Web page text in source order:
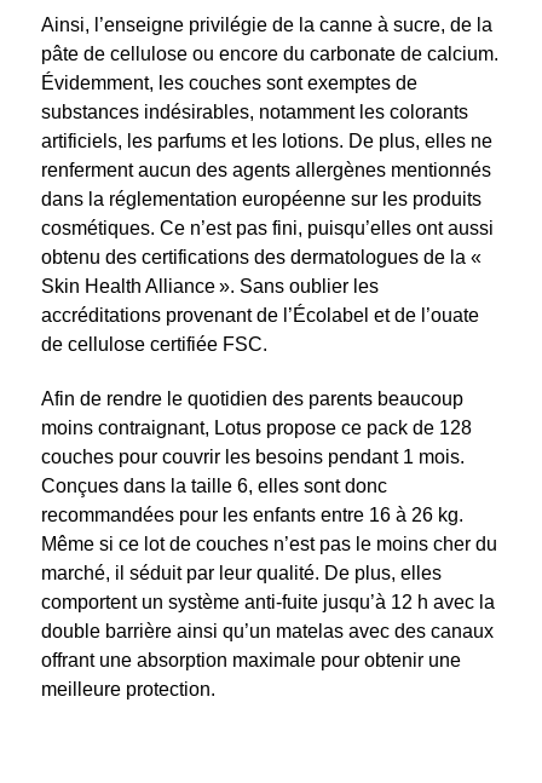
Ainsi, l’enseigne privilégie de la canne à sucre, de la
pâte de cellulose ou encore du carbonate de calcium.
Évidemment, les couches sont exemptes de
substances indésirables, notamment les colorants
artificiels, les parfums et les lotions. De plus, elles ne
renferment aucun des agents allergènes mentionnés
dans la réglementation européenne sur les produits
cosmétiques. Ce n’est pas fini, puisqu’elles ont aussi
obtenu des certifications des dermatologues de la «
Skin Health Alliance ». Sans oublier les
accréditations provenant de l’Écolabel et de l’ouate
de cellulose certifiée FSC.
Afin de rendre le quotidien des parents beaucoup
moins contraignant, Lotus propose ce pack de 128
couches pour couvrir les besoins pendant 1 mois.
Conçues dans la taille 6, elles sont donc
recommandées pour les enfants entre 16 à 26 kg.
Même si ce lot de couches n’est pas le moins cher du
marché, il séduit par leur qualité. De plus, elles
comportent un système anti-fuite jusqu’à 12 h avec la
double barrière ainsi qu’un matelas avec des canaux
offrant une absorption maximale pour obtenir une
meilleure protection.